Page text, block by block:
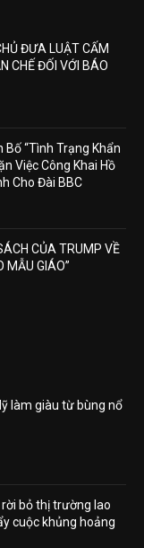
ĐƯA LUẬT CẤM
CHẾ ĐỐI VỚI BÁO
“Tình Trạng Khẩn
Việc Công Khai Hồ
Cho Đài BBC
CỦA TRUMP VỀ
MẪU GIÁO”
làm giàu từ bùng nổ
bỏ thị trường lao
cuộc khủng hoảng